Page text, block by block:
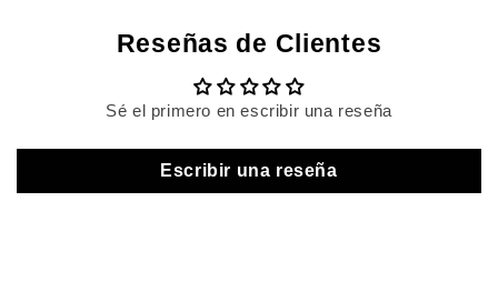
Reseñas de Clientes
Sé el primero en escribir una reseña
Escribir una reseña